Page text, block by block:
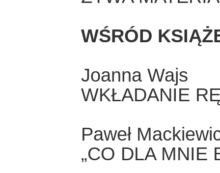
WŚRÓD
Joanna Wajs
WKŁADANIE
Paweł
„CO DLA MNIE